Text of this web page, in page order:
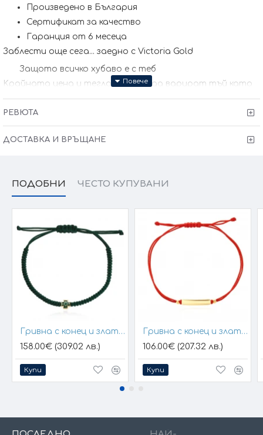
Произведено в България
Сертификат за качество
Гаранция от 6 месеца
Заблести още сега... заедно с Victoria Gold
Защото всичко хубаво е с теб
Kрайната цена и теглото може да варират тъй като
размера на изделието. При онлайн поръчка, ще се
свържем с Вас, за да уточним всички характеристики и
РЕВЮТА
ДОСТАВКА И ВРЪЩАНЕ
ПОДОБНИ ЧЕСТО КУПУВАНИ
Гривна с конец и златен елемент кръст
158.00€ (309.02 лв.)
Купи
Гривна с конец и златна плочка за гравиране
106.00€ (207.32 лв.)
Купи